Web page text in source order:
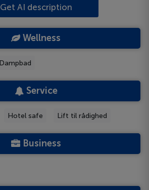
Get AI description
Wellness
Dampbad
Service
Hotel safe Lift til rådighed
Business